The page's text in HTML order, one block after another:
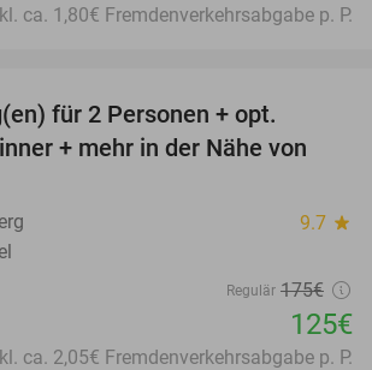
ca. 1,80€ Fremdenverkehrsabgabe p. P.
für 2 Personen + opt.
+ mehr in der Nähe von
9.7 star
Regulär 175€
125€
ca. 2,05€ Fremdenverkehrsabgabe p. P.